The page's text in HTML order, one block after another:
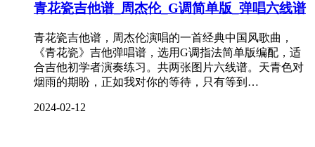
青花瓷吉他谱_周杰伦_G调简单版_弹唱六线谱
青花瓷吉他谱，周杰伦演唱的一首经典中国风歌曲，
《青花瓷》吉他弹唱谱，选用G调指法简单版编配，适
合吉他初学者演奏练习。共两张图片六线谱。天青色对
烟雨的期盼，正如我对你的等待，只有等到…
2024-02-12